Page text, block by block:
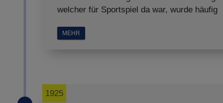
welcher für Sportspiel da war, wurde häufig
MEHR
1925